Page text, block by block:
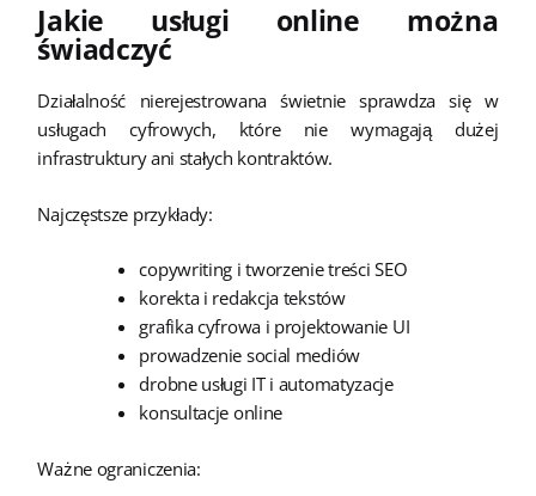
Jakie usługi online można
świadczyć
Działalność nierejestrowana świetnie sprawdza się w
usługach cyfrowych, które nie wymagają dużej
infrastruktury ani stałych kontraktów.
Najczęstsze przykłady:
copywriting i tworzenie treści SEO
korekta i redakcja tekstów
grafika cyfrowa i projektowanie UI
prowadzenie social mediów
drobne usługi IT i automatyzacje
konsultacje online
Ważne ograniczenia: